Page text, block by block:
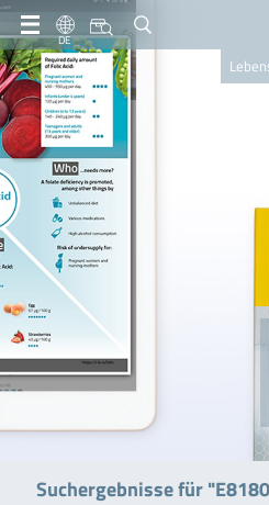
DE
Suchergebnisse für